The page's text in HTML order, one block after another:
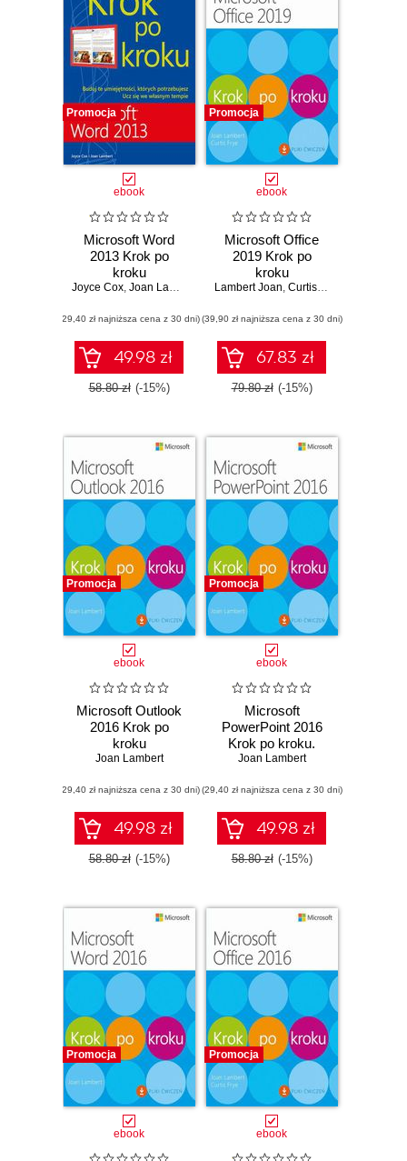
Promocja
ebook
Microsoft Word
2013 Krok po
kroku
Joyce Cox, Joan Lambert
(29,40 zł najniższa cena z 30 dni)
49.98 zł
58.80 zł (-15%)
Promocja
ebook
Microsoft Office
2019 Krok po
kroku
Lambert Joan, Curtis Frye
(39,90 zł najniższa cena z 30 dni)
67.83 zł
79.80 zł (-15%)
Promocja
ebook
Microsoft Outlook
2016 Krok po
kroku
Joan Lambert
(29,40 zł najniższa cena z 30 dni)
49.98 zł
58.80 zł (-15%)
Promocja
ebook
Microsoft
PowerPoint 2016
Krok po kroku.
Plus Pliki ćwiczeń
Joan Lambert
(29,40 zł najniższa cena z 30 dni)
49.98 zł
58.80 zł (-15%)
Promocja
ebook
Promocja
ebook